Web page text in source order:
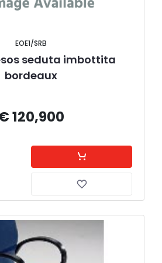
EOE1/SRB
seduta imbottita
bordeaux
120,900